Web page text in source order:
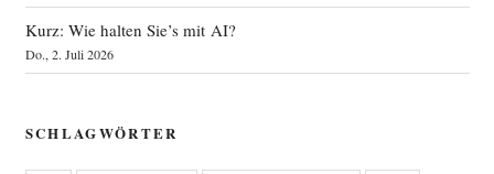
Kurz: Wie halten Sie’s mit AI?
Do., 2. Juli 2026
SCHLAGWÖRTER